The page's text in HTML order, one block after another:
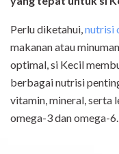
Perlu diketahui,nutrisi
makanan atau
optimal, si Kecil
berbagai nutrisi
vitamin, mineral, serta
omega-3 dan omega-6.